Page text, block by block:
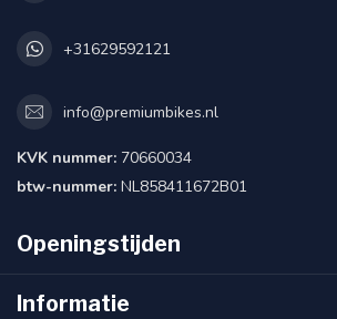
+31629592121
info@premiumbikes.nl
KVK nummer: 70660034
btw-nummer: NL858411672B01
Openingstijden
Informatie